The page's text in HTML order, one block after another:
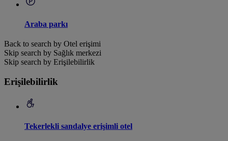
Araba parkı
Back to search by Otel erişimi
Skip search by Sağlık merkezi
Skip search by Erişilebilirlik
Erişilebilirlik
Tekerlekli sandalye erişimli otel